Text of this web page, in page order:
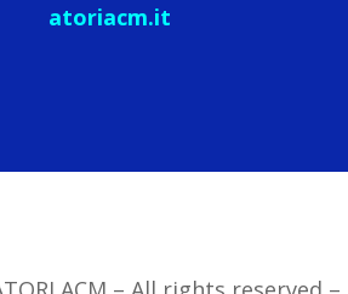
atoriacm.it